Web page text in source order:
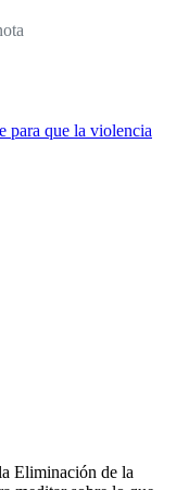
para que la violencia
Eliminación de la